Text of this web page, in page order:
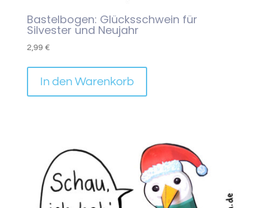
Bastelbogen: Glücksschwein für
Silvester und Neujahr
2,99 €
In den Warenkorb